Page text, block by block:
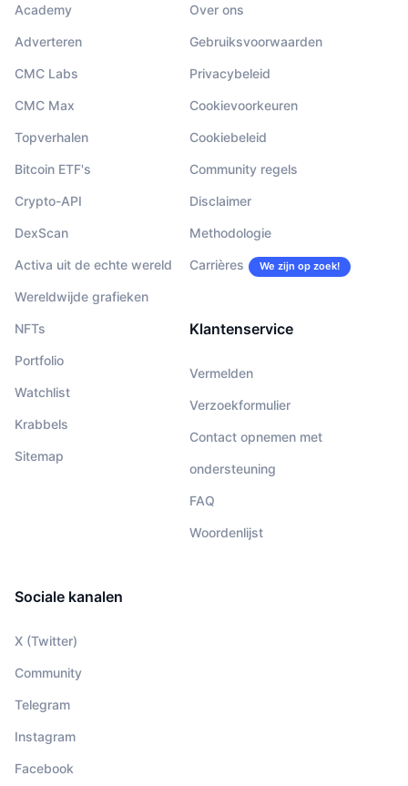
Academy
Adverteren
CMC Labs
CMC Max
Topverhalen
Bitcoin ETF's
Crypto-API
DexScan
Activa uit de echte wereld
Wereldwijde grafieken
NFTs
Portfolio
Watchlist
Krabbels
Sitemap
Over ons
Gebruiksvoorwaarden
Privacybeleid
Cookievoorkeuren
Cookiebeleid
Community regels
Disclaimer
Methodologie
Carrières We zijn op zoek!
Klantenservice
Vermelden
Verzoekformulier
Contact opnemen met
ondersteuning
FAQ
Woordenlijst
Sociale kanalen
X (Twitter)
Community
Telegram
Instagram
Facebook